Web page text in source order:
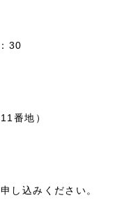
30
番地）
し込みください。